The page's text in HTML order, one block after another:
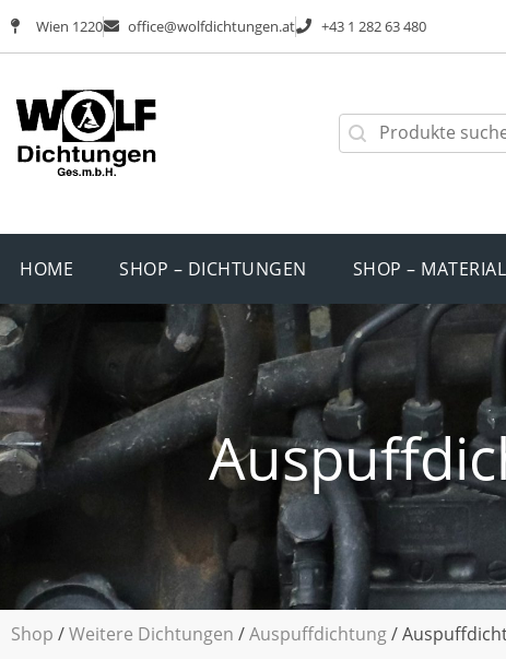
Wien 1220 office@wolfdichtungen.at +43 1 282 63 480
HOME SHOP – DICHTUNGEN SHOP –
Shop /Weitere Dichtungen /Auspuffdichtung/